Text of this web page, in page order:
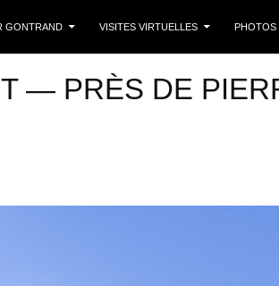
GONTRAND
VISITES VIRTUELLES PHOTOS
— PRÈS DE